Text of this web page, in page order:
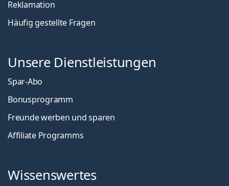
Reklamation
Häufig gestellte Fragen
Unsere Dienstleistungen
Spar-Abo
Bonusprogramm
Freunde werben und sparen
Affiliate Programms
Wissenswertes